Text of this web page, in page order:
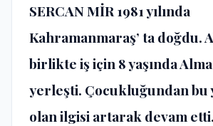
SERCAN MİR 1981 yılında
Kahramanmaraş’ ta doğdu.
birlikte iş için 8 yaşında
yerleşti. Çocukluğundan bu
olan ilgisi artarak devam etti.